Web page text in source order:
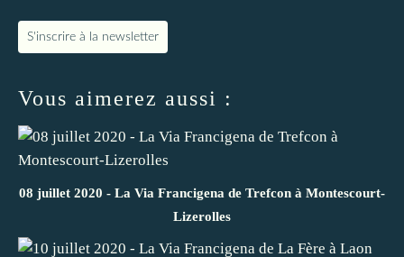
S'inscrire à la newsletter
Vous aimerez aussi :
08 juillet 2020 - La Via Francigena de Trefcon à Montescourt-
Lizerolles